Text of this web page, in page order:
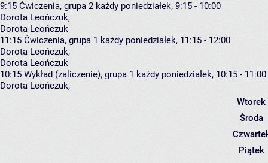
9:15 Ćwiczenia, grupa 2 każdy poniedziałek, 9:15 - 10:00
Dorota Leończuk,
Dorota Leończuk
11:15 Ćwiczenia, grupa 1 każdy poniedziałek, 11:15 - 12:00
Dorota Leończuk,
Dorota Leończuk
10:15 Wykład (zaliczenie), grupa 1 każdy poniedziałek, 10:15 - 11:00
Dorota Leończuk,
Wtorek
Środa
Piątek